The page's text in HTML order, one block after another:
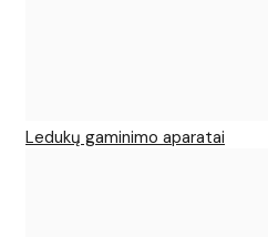
Ledukų gaminimo aparatai